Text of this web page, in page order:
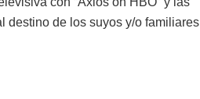
destino de los suyos y/o familiares